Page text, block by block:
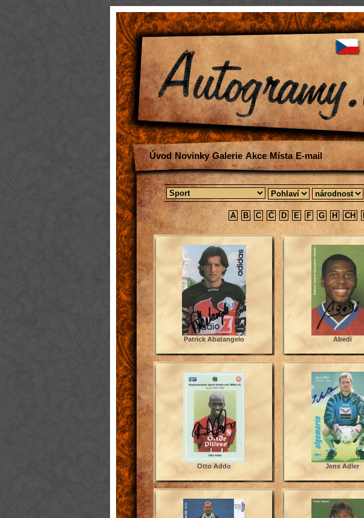
Úvod Novinky Galerie Akce Místa E-mail
A B C Č D E F G H CH
Patrick Abatangelo Abedi
Otto Addo Jens Adler